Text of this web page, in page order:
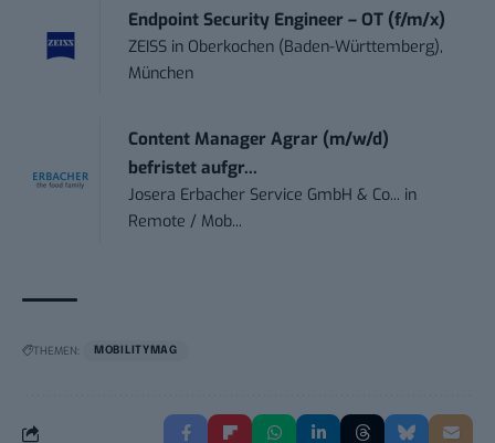
Endpoint Security Engineer – OT (f/m/x)
ZEISS in Oberkochen (Baden-Württemberg),
München
Content Manager Agrar (m/w/d)
befristet aufgr...
Josera Erbacher Service GmbH & Co... in
Remote / Mob...
THEMEN: MOBILITYMAG